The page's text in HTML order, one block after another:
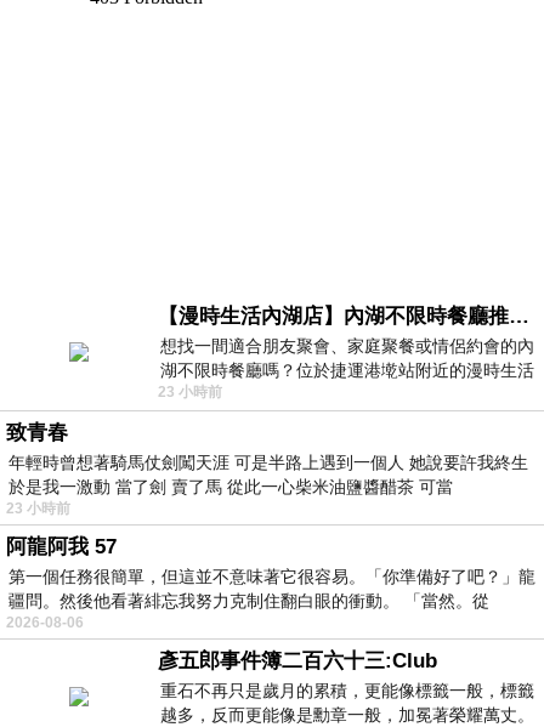
【漫時生活內湖店】內湖不限時餐廳推薦｜捷運港墘站美食，聚餐、約會、家庭聚會首選，正餐甜點一次滿足
想找一間適合朋友聚會、家庭聚餐或情侶約會的內
湖不限時餐廳嗎？位於捷運港墘站附近的漫時生活
內湖店，從捷運站步行約4分鐘即可抵
23 小時前
致青春
年輕時曾想著騎馬仗劍闖天涯 可是半路上遇到一個人 她說要許我終生
於是我一激動 當了劍 賣了馬 從此一心柴米油鹽醬醋茶 可當
23 小時前
阿龍阿我 57
第一個任務很簡單，但這並不意味著它很容易。「你準備好了吧？」龍
疆問。然後他看著緋忘我努力克制住翻白眼的衝動。 「當然。從
2026-08-06
彥五郎事件簿二百六十三:Club
重石不再只是歲月的累積，更能像標籤一般，標籤
越多，反而更能像是勳章一般，加冕著榮耀萬丈。